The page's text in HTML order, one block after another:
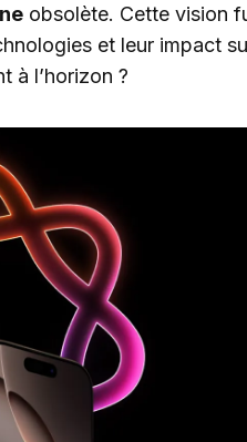
obsolète. Cette vision
et leur impact
à l’horizon ?